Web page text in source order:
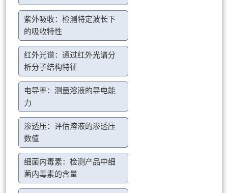
紫外吸收：检测特定波长下
的吸收特性
红外光谱：通过红外光谱分
析分子结构特征
电导率：测量溶液的导电能
力
渗透压：评估溶液的渗透压
数值
细菌内毒素：检测产品中细
菌内毒素的含量